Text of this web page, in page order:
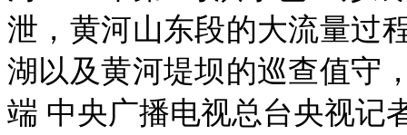
泄，黄河山东段的大流量过
湖以及黄河堤坝的巡查值守
端 中央广播电视总台央视记